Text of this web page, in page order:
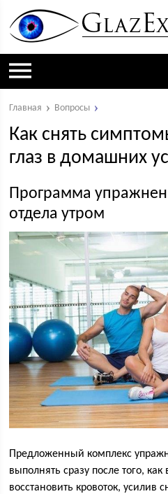
Главная Вопросы
Как снять
глаз в домашних
Программа
отдела утром
Предложенный комплекс
выполнять сразу после того,
восстановить кровоток, усилив